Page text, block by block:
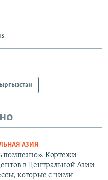
АЗИЯ
помпезно». Кортежи
в Центральной Азии
которые с ними